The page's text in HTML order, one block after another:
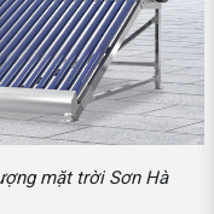
mặt trời Sơn Hà